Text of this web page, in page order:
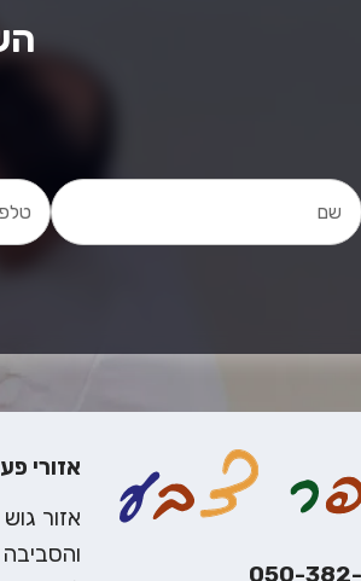
050-
אזורי
אזור